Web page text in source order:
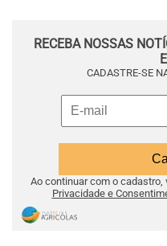
RECEBA NOSSAS
CADASTRE-SE
Ao continuar com o
Privacidade e